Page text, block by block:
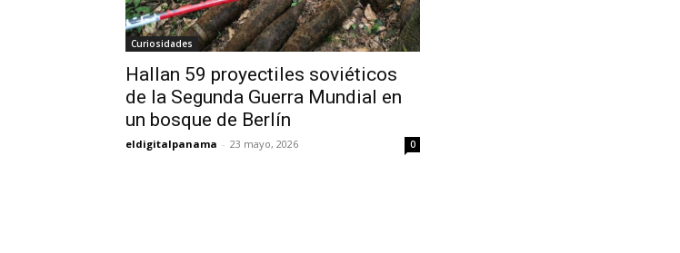
Curiosidades
Hallan 59 proyectiles soviéticos
de la Segunda Guerra Mundial en
un bosque de Berlín
eldigitalpanama - 23 mayo, 2026 0